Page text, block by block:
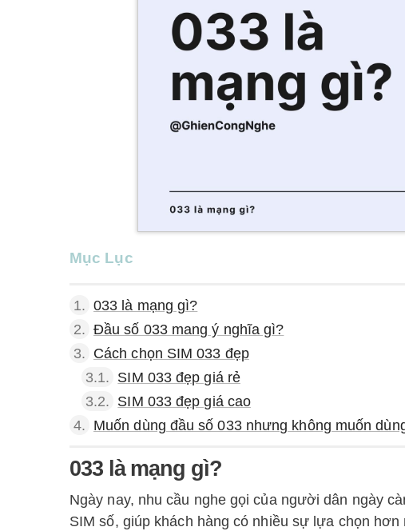
Mục Lục
1. 033 là mạng gì?
2. Đầu số 033 mang ý nghĩa gì?
3. Cách chọn SIM 033 đẹp
3.1. SIM 033 đẹp giá rẻ
3.2. SIM 033 đẹp giá cao
4. Muốn dùng đầu số 033 nhưng không muốn
033 là mạng gì?
Ngày nay, nhu cầu nghe gọi của người dân ngày
SIM số, giúp khách hàng có nhiều sự lựa chọn